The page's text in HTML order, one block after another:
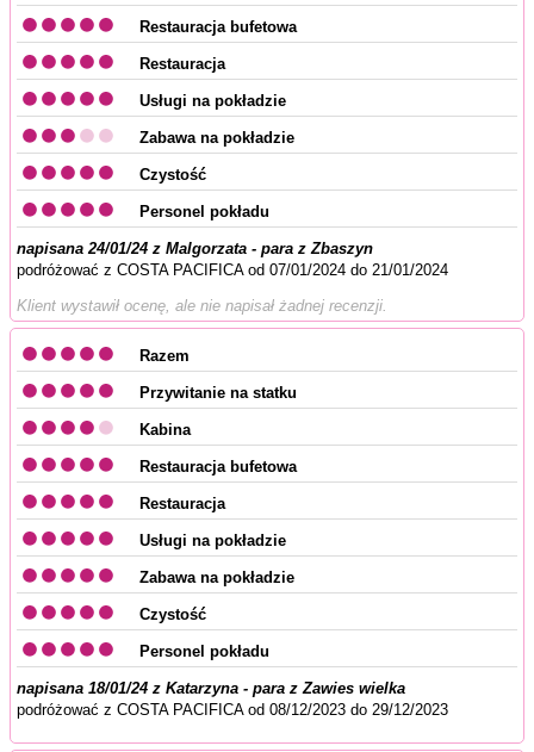
Restauracja bufetowa
Restauracja
Usługi na pokładzie
Zabawa na pokładzie
Czystość
Personel pokładu
napisana 24/01/24 z Malgorzata - para z Zbaszyn
podróżować z COSTA PACIFICA od 07/01/2024 do 21/01/2024
Klient wystawił ocenę, ale nie napisał żadnej recenzji.
Razem
Przywitanie na statku
Kabina
Restauracja bufetowa
Restauracja
Usługi na pokładzie
Zabawa na pokładzie
Czystość
Personel pokładu
napisana 18/01/24 z Katarzyna - para z Zawies wielka
podróżować z COSTA PACIFICA od 08/12/2023 do 29/12/2023